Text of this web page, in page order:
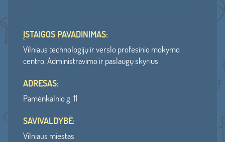
ĮSTAIGOS PAVADINIMAS:
Vilniaus technologijų ir verslo profesinio mokymo
centro, Administravimo ir paslaugų skyrius
ADRESAS:
Pamėnkalnio g. 11
SAVIVALDYBĖ:
Vilniaus miestas